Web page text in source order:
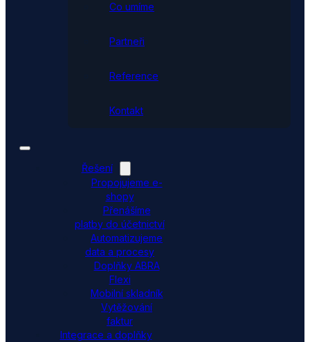
Co umíme
Partneři
Reference
Kontakt
Řešení
Propojujeme e-
shopy
Přenášíme
platby do účetnictví
Automatizujeme
data a procesy
Doplňky ABRA
Flexi
Mobilní skladník
Vytěžování
faktur
Integrace a doplňky